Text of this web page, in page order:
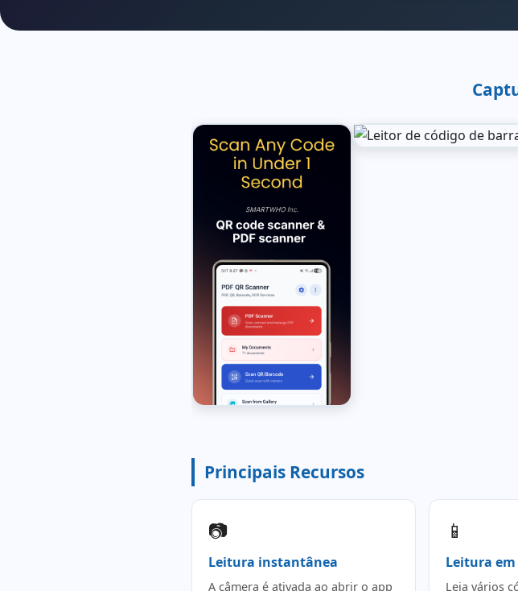
Principais Recursos
📷
Leitura instantânea
A câmera é ativada ao abrir o app
📱
Leitura
Leia vários